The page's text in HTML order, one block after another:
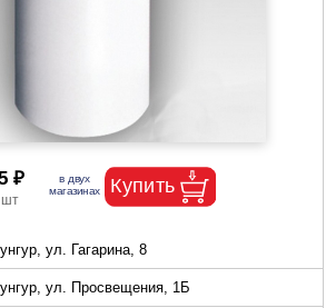
₽
ул. Гагарина, 8
ул. Просвещения, 1Б